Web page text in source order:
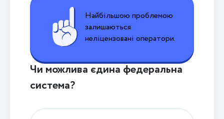
Найбільшою проблемою
залишаються
неліцензовані оператори.
Чи можлива єдина федеральна
система?